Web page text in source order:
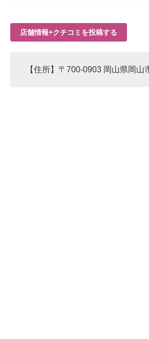
店舗情報+クチコミを投稿する
【住所】〒700-0903 岡山県岡山